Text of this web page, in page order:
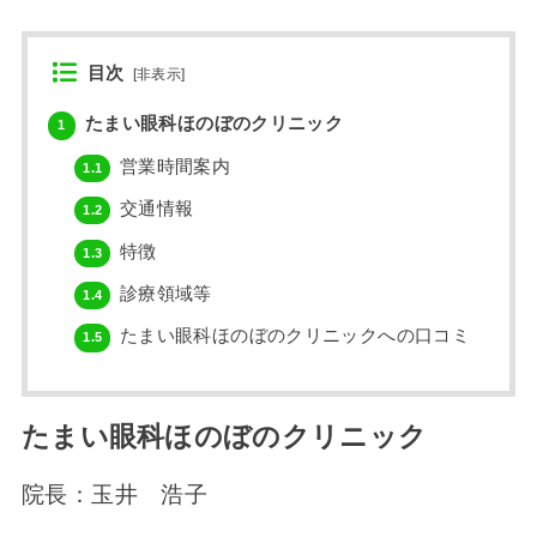
目次 [非表示]
1 たまい眼科ほのぼのクリニック
1.1 営業時間案内
1.2 交通情報
1.3 特徴
1.4 診療領域等
1.5 たまい眼科ほのぼのクリニックへの口コミ
たまい眼科ほのぼのクリニック
院長：玉井 浩子